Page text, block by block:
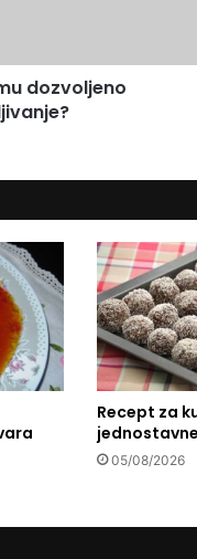
dozvoljeno
Recept za
05/08/2026